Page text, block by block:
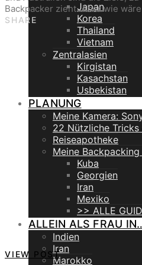
Japan
Korea
Thailand
Vietnam
Zentralasien
Kirgistan
Kasachstan
Usbekistan
PLANUNG
Meine Kamera:
22 Nützliche Tricks
Reiseapotheke
Meine Backpacking
Kuba
Georgien
Iran
Mexiko
>> ALLE
ALLEIN ALS FRAU
Indien
Iran
Marokko
Backpacker zieht. Aber wie
SHARE
VIEW POST